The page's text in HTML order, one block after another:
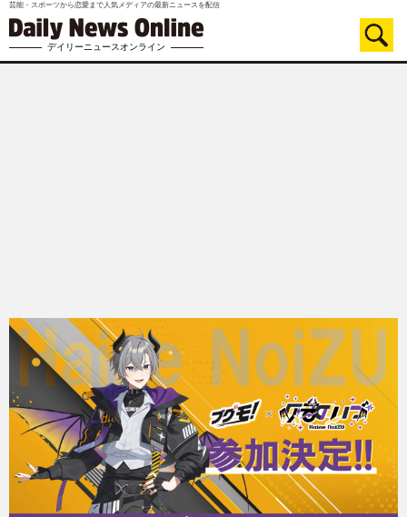
芸能・スポーツから恋愛まで人気メディアの最新ニュースを配信
デイリーニュースオンライン